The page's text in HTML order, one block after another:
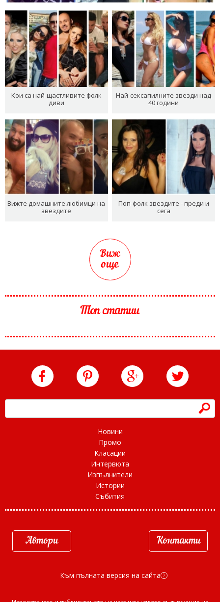
Кои са най-щастливите фолк
диви
Най-сексапилните звезди над
40 години
Вижте домашните любимци на
звездите
Поп-фолк звездите - преди и
сега
Виж
още
Топ статии
h
Новини
Промо
Класации
Интервюта
Изпълнители
Истории
Събития
Автори Контакти
Към пълната версия на сайта d